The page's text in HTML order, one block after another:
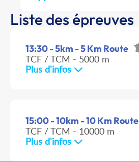
Liste des épreuves
13:30 - 5km - 5 Km Route
TCF / TCM - 5000 m
Plus d'infos
15:00 - 10km - 10 Km Route
TCF / TCM - 10000 m
Plus d'infos